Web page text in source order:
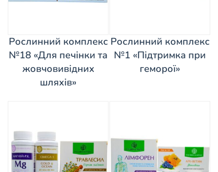
Рослинний комплекс
№18 «Для печінки та
жовчовивідних
шляхів»
Рослинний комплекс
№1 «Підтримка при
геморої»